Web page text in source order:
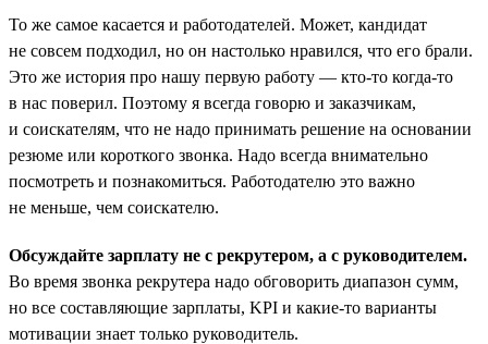
То же самое касается и работодателей. Может, кандидат
не совсем подходил, но он настолько нравился, что его брали.
Это же история про нашу первую работу — кто-то когда-то
в нас поверил. Поэтому я всегда говорю и заказчикам,
и соискателям, что не надо принимать решение на основании
резюме или короткого звонка. Надо всегда внимательно
посмотреть и познакомиться. Работодателю это важно
не меньше, чем соискателю.
Обсуждайте зарплату не с рекрутером, а с руководителем.
Во время звонка рекрутера надо обговорить диапазон сумм,
но все составляющие зарплаты, KPI и какие-то варианты
мотивации знает только руководитель.